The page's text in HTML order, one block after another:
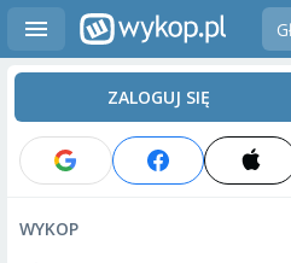
ZALOGUJ SIĘ
WYKOP